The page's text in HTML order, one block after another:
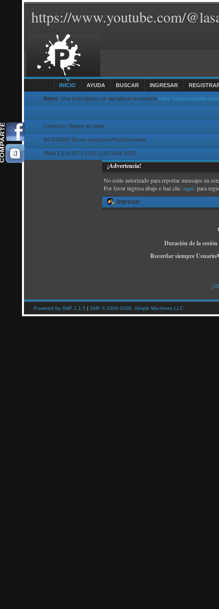
https://www.youtube.com/
INICIO AYUDA BUSCAR INGRESAR
News: Una suscripción se agradece un montón https://
Contacto / Apoyo al canal
647045265 Bizum paypal.me/RafaGranada
IBAN ES19 0073 0100 5105 5408 8320
¡Advertencia!
No estás autorizado para reportar mensajes en
Por favor ingresa abajo o haz clic-aquí-para
Ingresar
Duración de la
Recordar siempre
Powered by SMF 1.1.5 | SMF © 2006-2008, Simple Machines LLC